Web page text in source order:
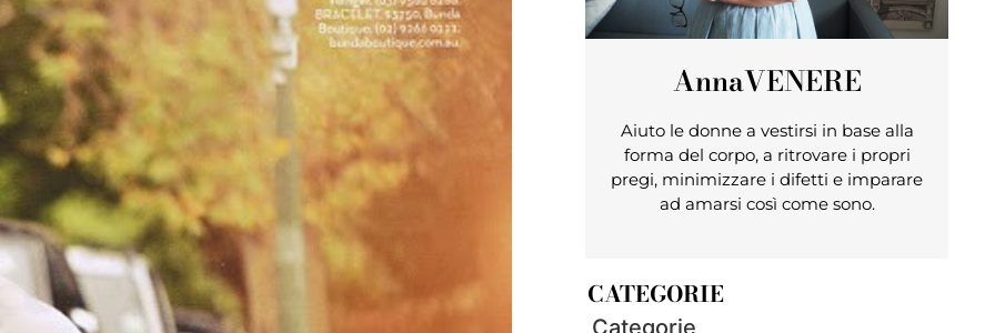
AnnaVENERE
Aiuto le donne a vestirsi in base alla
forma del corpo, a ritrovare i propri
pregi, minimizzare i difetti e imparare
ad amarsi così come sono.
CATEGORIE
Categorie